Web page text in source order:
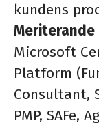
kundens
Microsoft
Platform
Consultant,
PMP, SAFe,